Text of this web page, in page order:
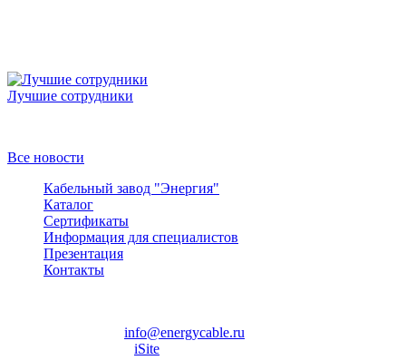
Лучшие сотрудники
Все новости
Кабельный завод "Энергия"
Каталог
Сертификаты
Информация для специалистов
Презентация
Контакты
info@energycable.ru
iSite